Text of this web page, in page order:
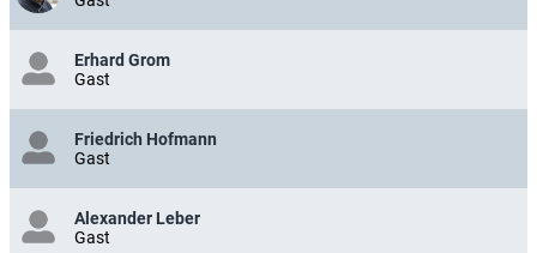
Erhard Grom
Gast
Friedrich Hofmann
Gast
Alexander Leber
Gast